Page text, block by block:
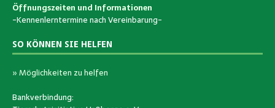
Öffnungszeiten und Informationen
-Kennenlerntermine nach Vereinbarung-
SO KÖNNEN SIE HELFEN
» Möglichkeiten zu helfen
Bankverbindung: